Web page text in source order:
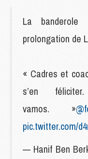
La
prolongation de
« Cadres et
s’en
vamos. »
pic.twitter.com/
— Hanif Ben